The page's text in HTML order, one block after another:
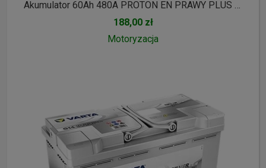
188,00 zł
Motoryzacja